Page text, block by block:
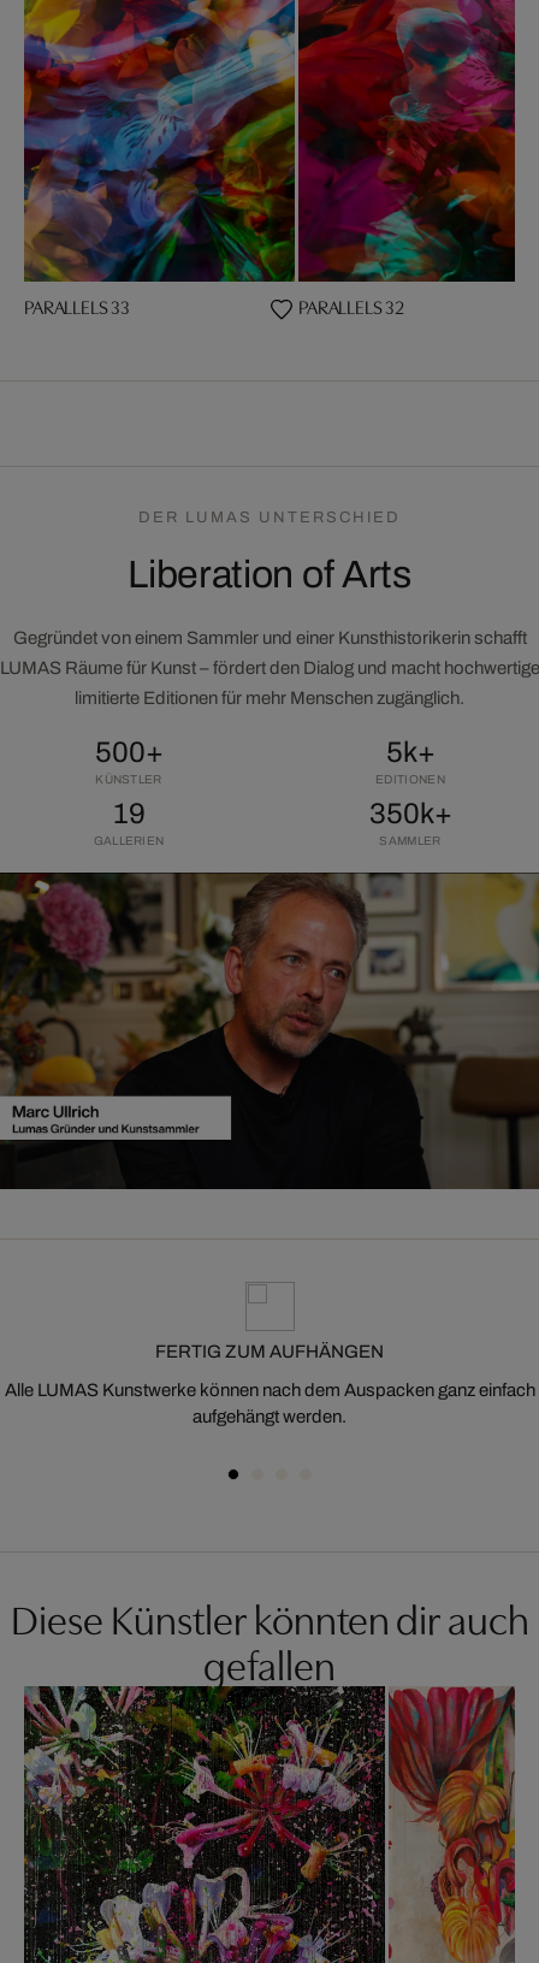
PARALLELS 33 PARALLELS 32
DER LUMAS UNTERSCHIED
Liberation of Arts
Gegründet von einem Sammler und einer Kunsthistorikerin schafft
LUMAS Räume für Kunst – fördert den Dialog und macht hochwertige
limitierte Editionen für mehr Menschen zugänglich.
500+
KÜNSTLER
5k+
EDITIONEN
19
GALLERIEN
350k+
SAMMLER
FERTIG ZUM AUFHÄNGEN
Alle LUMAS Kunstwerke können nach dem Auspacken ganz einfach
aufgehängt werden.
Diese Künstler könnten dir auch
gefallen